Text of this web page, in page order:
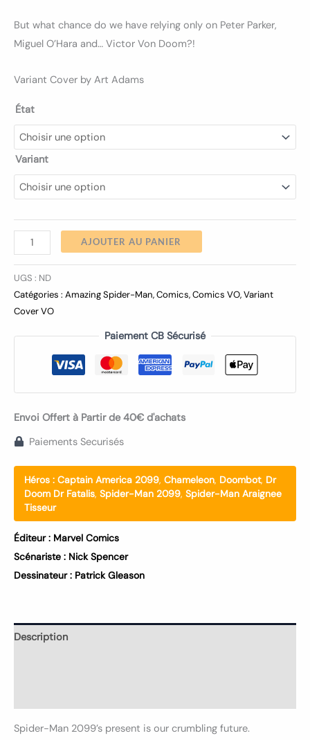
But what chance do we have relying only on Peter Parker,
Miguel O’Hara and… Victor Von Doom?!
Variant Cover by Art Adams
État
Variant
AJOUTER AU PANIER
UGS : ND
Catégories : Amazing Spider-Man,Comics,Comics VO,Variant
Cover VO
Paiement CB Sécurisé
Envoi Offert à Partir de 40€ d'achats
Paiements Securisés
Héros : Captain America 2099, Chameleon, Doombot, Dr
Doom Dr Fatalis, Spider-Man 2099, Spider-Man Araignee
Tisseur
Éditeur : Marvel Comics
Scénariste : Nick Spencer
Dessinateur : Patrick Gleason
Description
Spider-Man 2099’s present is our crumbling future.